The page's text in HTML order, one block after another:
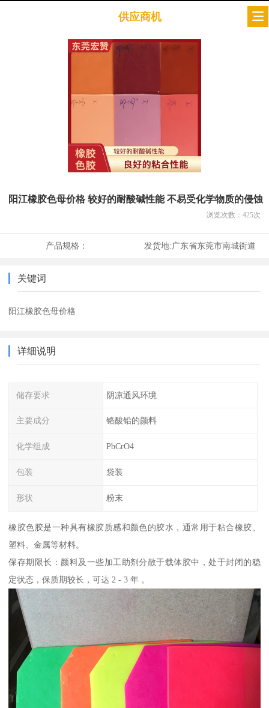
供应商机
阳江橡胶色母价格 较好的耐酸碱性能 不易受化学物质的侵蚀
浏览次数： 425次
产品规格： 发货地:广东省东莞市南城街道
关键词
阳江橡胶色母价格
详细说明
储存要求 阴凉通风环境
主要成分 铬酸铅的颜料
化学组成 PbCrO4
包装 袋装
形状 粉末
橡胶色胶是一种具有橡胶质感和颜色的胶水，通常用于粘合橡胶、
塑料、金属等材料。
保存期限长：颜料及一些加工助剂分散于载体胶中，处于封闭的稳
定状态，保质期较长，可达 2 - 3 年 。